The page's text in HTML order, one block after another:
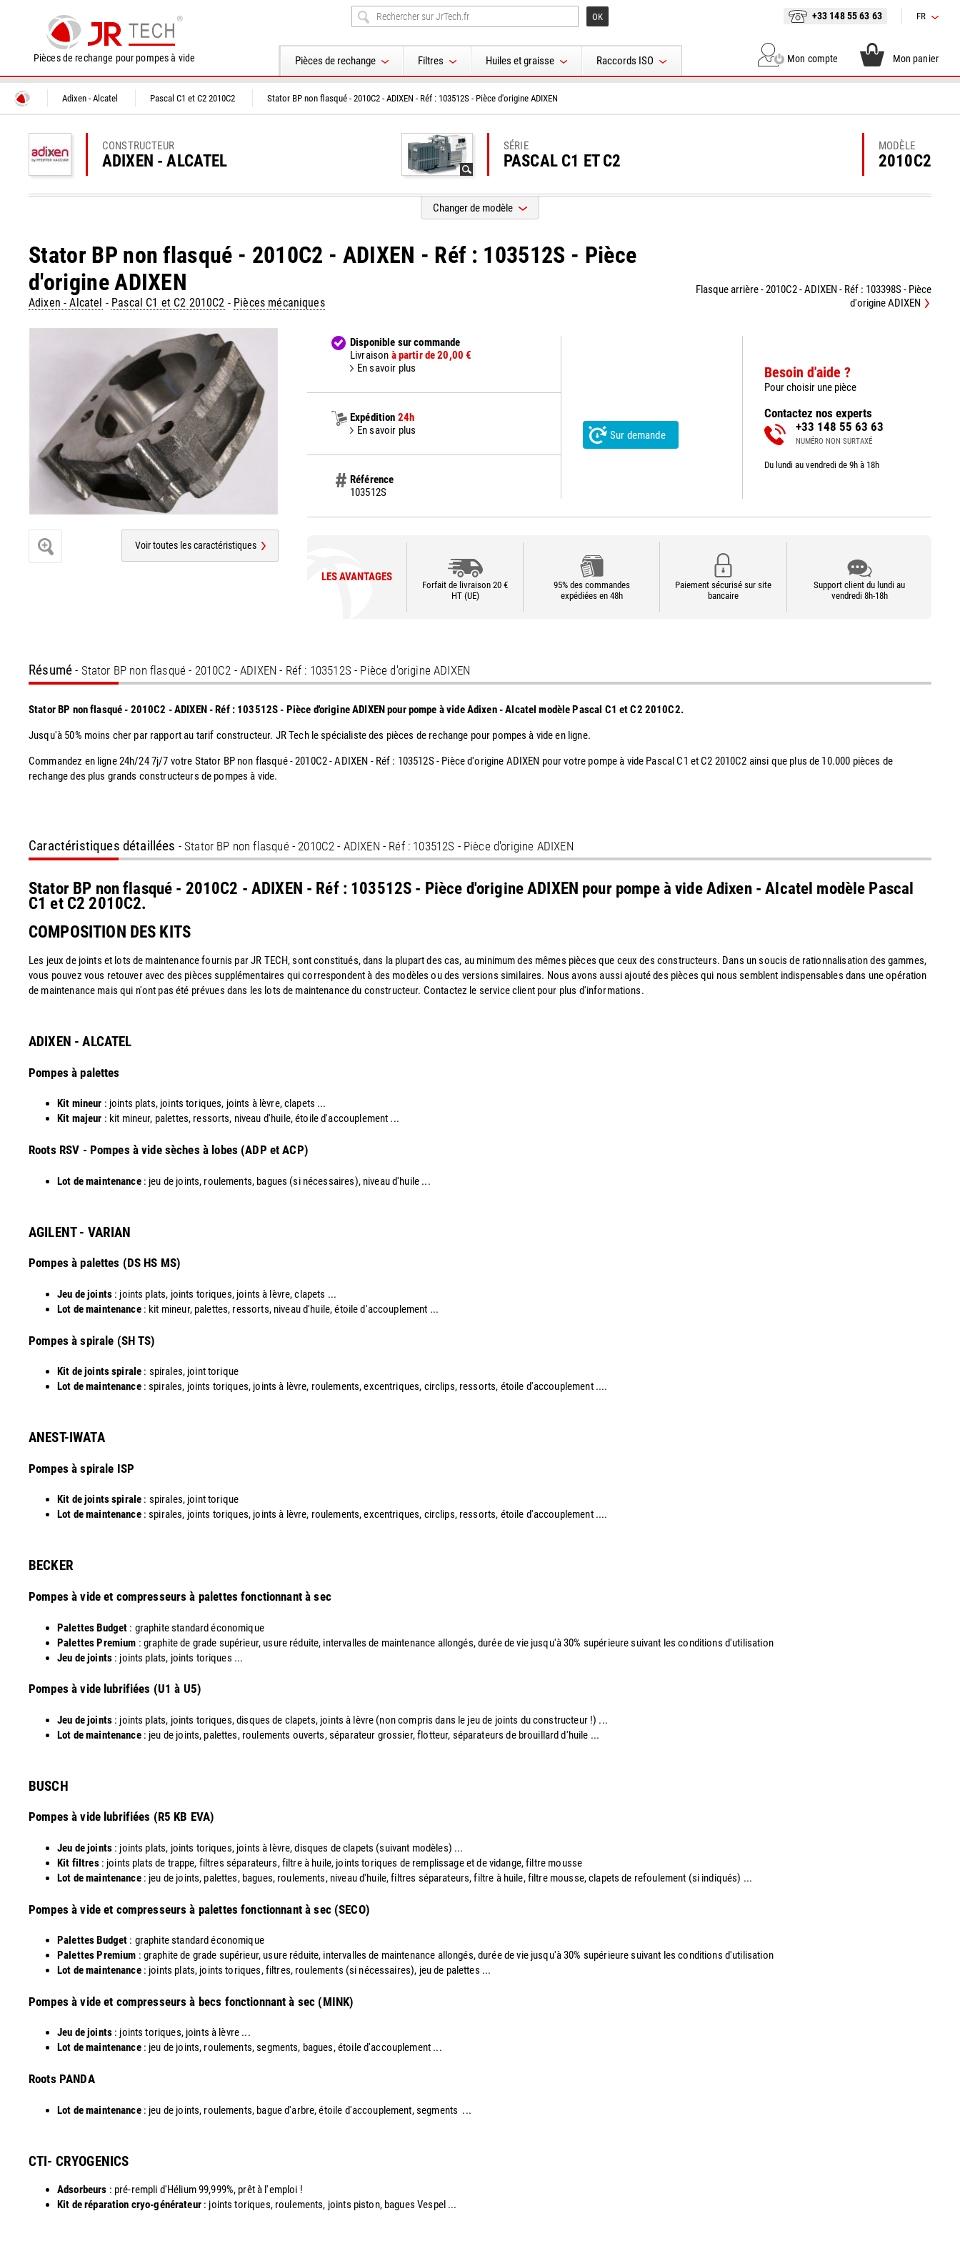
Pièces de rechange pour pompes à vide Pièces de rechange Filtres Huiles et graisse Raccords ISO
+33 148 55 63 63 FR
Mon compte Mon panier
Adixen - Alcatel Pascal C1 et C2 2010C2 Stator BP non flasqué - 2010C2 - ADIXEN - Réf : 103512S - Pièce d'origine ADIXEN
CONSTRUCTEUR
ADIXEN - ALCATEL
SÉRIE
PASCAL C1 ET C2
MODÈLE
2010C2
Changer de modèle
Stator BP non flasqué - 2010C2 - ADIXEN - Réf : 103512S - Pièce
d'origine ADIXEN
Adixen - Alcatel - Pascal C1 et C2 2010C2 - Pièces mécaniques
Flasque arrière - 2010C2 - ADIXEN - Réf : 103398S - Pièce
d'origine ADIXEN
Voir toutes les caractéristiques
Disponible sur commande
Livraison à partir de 20,00 €
En savoir plus
Expédition 24h
En savoir plus
Référence
103512S
Sur demande
Besoin d'aide ?
Pour choisir une pièce
Contactez nos experts
+33 148 55 63 63
NUMÉRO NON SURTAXÉ
Du lundi au vendredi de 9h à 18h
LES AVANTAGES
Forfait de livraison 20 €
HT (UE)
95% des commandes
expédiées en 48h
Paiement sécurisé sur site
bancaire
Support client du lundi au
vendredi 8h-18h
Résumé - Stator BP non flasqué - 2010C2 - ADIXEN - Réf : 103512S - Pièce d'origine ADIXEN
Stator BP non flasqué - 2010C2 - ADIXEN - Réf : 103512S - Pièce d'origine ADIXEN pour pompe à vide Adixen - Alcatel modèle Pascal C1 et C2 2010C2.
Jusqu'à 50% moins cher par rapport au tarif constructeur. JR Tech le spécialiste des pièces de rechange pour pompes à vide en ligne.
Commandez en ligne 24h/24 7j/7 votre Stator BP non flasqué - 2010C2 - ADIXEN - Réf : 103512S - Pièce d'origine ADIXEN pour votre pompe à vide Pascal C1 et C2 2010C2 ainsi que plus de 10.000 pièces de
rechange des plus grands constructeurs de pompes à vide.
Caractéristiques détaillées - Stator BP non flasqué - 2010C2 - ADIXEN - Réf : 103512S - Pièce d'origine ADIXEN
Stator BP non flasqué - 2010C2 - ADIXEN - Réf : 103512S - Pièce d'origine ADIXEN pour pompe à vide Adixen - Alcatel modèle Pascal
C1 et C2 2010C2.
COMPOSITION DES KITS
Les jeux de joints et lots de maintenance fournis par JR TECH, sont constitués, dans la plupart des cas, au minimum des mêmes pièces que ceux des constructeurs. Dans un soucis de rationnalisation des gammes,
vous pouvez vous retouver avec des pièces supplémentaires qui correspondent à des modèles ou des versions similaires. Nous avons aussi ajouté des pièces qui nous semblent indispensables dans une opération
de maintenance mais qui n'ont pas été prévues dans les lots de maintenance du constructeur. Contactez le service client pour plus d'informations.
ADIXEN - ALCATEL
Pompes à palettes
Kit mineur : joints plats, joints toriques, joints à lèvre, clapets ...
Kit majeur : kit mineur, palettes, ressorts, niveau d'huile, étoile d'accouplement ...​
​Roots RSV - Pompes à vide sèches à lobes (ADP et ACP)
Lot de maintenance: jeu de joints, roulements, bagues (si nécessaires), niveau d'huile ...​
AGILENT - VARIAN
Pompes à palettes (DS HS MS)
Jeu de joints : joints plats, joints toriques, joints à lèvre, clapets ...
Lot de maintenance: kit mineur, palettes, ressorts, niveau d'huile, étoile d'accouplement ...​
​Pompes à spirale (SH TS)
Kit de joints spirale : spirales, joint torique
Lot de maintenance: spirales, joints toriques, joints à lèvre, roulements, excentriques, circlips, ressorts, étoile d'accouplement ....​
ANEST-IWATA
Pompes à spirale ISP
Kit de joints spirale : spirales, joint torique
Lot de maintenance: spirales, joints toriques, joints à lèvre, roulements, excentriques, circlips, ressorts, étoile d'accouplement ....
​BECKER
Pompes à vide et compresseurs à palettes fonctionnant à sec
Palettes Budget : graphite standard économique
Palettes Premium : graphite de grade supérieur, usure réduite, intervalles de maintenance allongés, durée de vie jusqu'à 30% supérieure suivant les conditions d'utilisation
Jeu de joints: joints plats, joints toriques ...
​Pompes à vide lubrifiées (U1 à U5)
Jeu de joints: joints plats, joints toriques, disques de clapets, joints à lèvre (non compris dans le jeu de joints du constructeur !) ...
Lot de maintenance: jeu de joints, palettes, roulements ouverts, séparateur grossier, flotteur, séparateurs de brouillard d'huile ...
​BUSCH
Pompes à vide lubrifiées (R5 KB EVA)
Jeu de joints : joints plats, joints toriques, joints à lèvre, disques de clapets (suivant modèles) ...
Kit filtres: joints plats de trappe, filtres séparateurs, filtre à huile, joints toriques de remplissage et de vidange, filtre mousse
Lot de maintenance: jeu de joints, palettes, bagues, roulements, niveau d'huile, filtres séparateurs, filtre à huile, filtre mousse, clapets de refoulement (si indiqués) ...
​Pompes à vide et compresseurs à palettes fonctionnant à sec (SECO)
Palettes Budget : graphite standard économique
Palettes Premium : graphite de grade supérieur, usure réduite, intervalles de maintenance allongés, durée de vie jusqu'à 30% supérieure suivant les conditions d'utilisation
Lot de maintenance: joints plats, joints toriques, filtres, roulements (si nécessaires), jeu de palettes ...
Pompes à vide et compresseurs à becs fonctionnant à sec (MINK)
Jeu de joints: joints toriques, joints à lèvre ...
Lot de maintenance: jeu de joints, roulements, segments, bagues, étoile d'accouplement ...
​Roots PANDA
Lot de maintenance: jeu de joints, roulements, bague d'arbre, étoile d'accouplement, segments ...​
CTI- CRYOGENICS
Adsorbeurs : pré-rempli d'Hélium 99,999%, prêt à l'emploi !
Kit de réparation cryo-générateur: joints toriques, roulements, joints piston, bagues Vespel ... ​